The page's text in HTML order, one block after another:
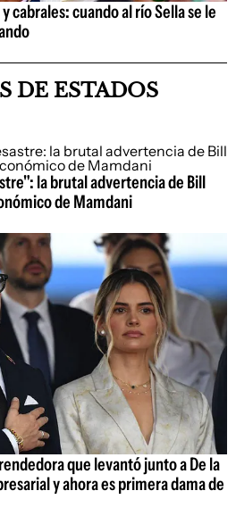
cabrales: cuando al río Sella se le
DE ESTADOS
la brutal advertencia de Bill
de Mamdani
que levantó junto a De la
y ahora es primera dama de